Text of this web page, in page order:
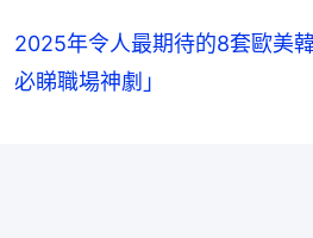
2025年令人最期待的8套歐美
必睇職場神劇」